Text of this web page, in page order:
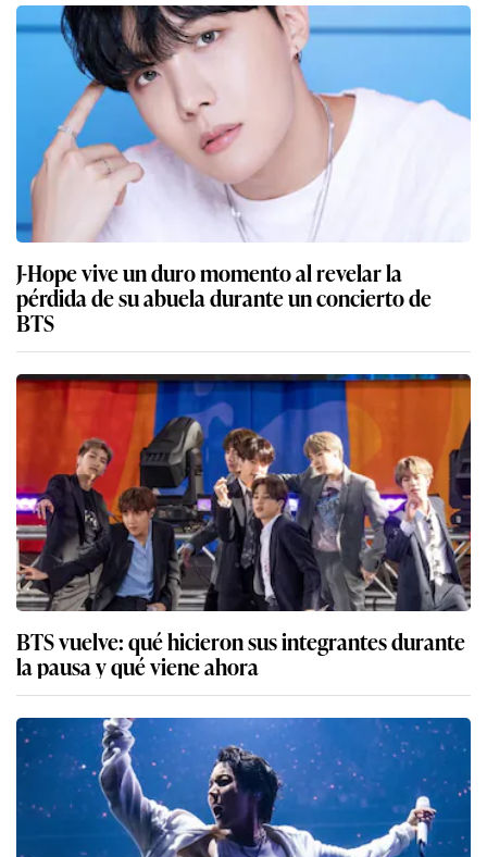
J-Hope vive un duro momento al revelar la
pérdida de su abuela durante un concierto de
BTS
BTS vuelve: qué hicieron sus integrantes durante
la pausa y qué viene ahora